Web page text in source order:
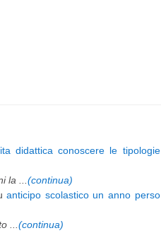
didattica conoscere le tipologie
la ... (continua)
anticipo scolastico un anno perso
... (continua)